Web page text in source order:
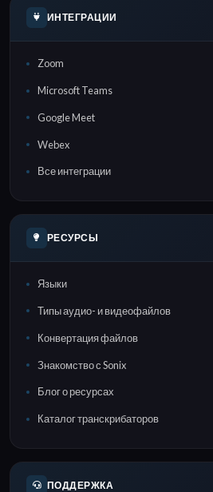
ИНТЕГРАЦИИ
Zoom
Microsoft Teams
Google Meet
Webex
Все интеграции
РЕСУРСЫ
Языки
Типы аудио- и видеофайлов
Конвертация файлов
Знакомство с Sonix
Блог о ресурсах
Каталог транскрибаторов
ПОДДЕРЖКА